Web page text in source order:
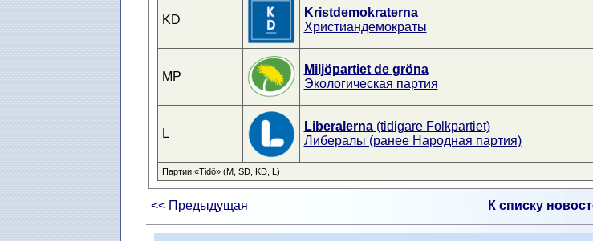
KD
Kristdemokraterna
Христиандемократы
MP
Miljöpartiet de gröna
Экологическая партия
L
Liberalerna (tidigare Folkpartiet)
Либералы (ранее Народная партия)
Партии «Tidö» (M, SD, KD, L)
<< Предыдущая К списку